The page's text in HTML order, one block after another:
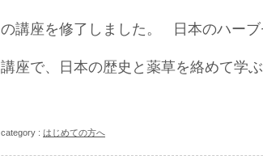
の講座を修了しました。 日本のハー
講座で、日本の歴史と薬草を絡めて学
category : はじめての方へ